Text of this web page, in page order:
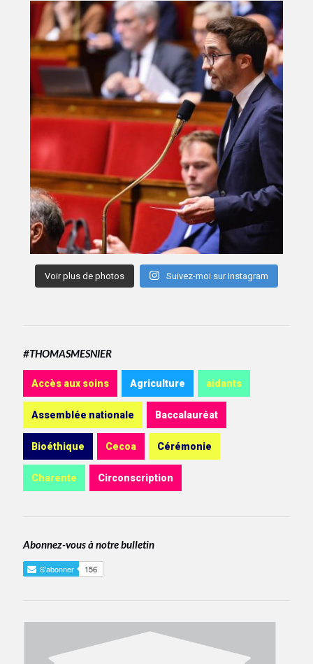
Voir plus de photos Suivez-moi sur Instagram
#THOMASMESNIER
Accès aux soins Agriculture aidants
Assemblée nationale Baccalauréat
Bioéthique Cecoa Cérémonie
Charente Circonscription
Abonnez-vous à notre bulletin